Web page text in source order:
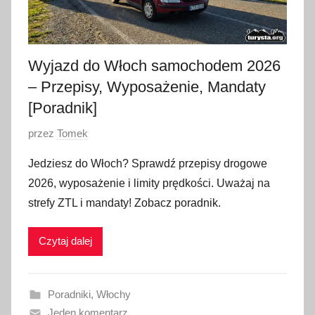
Wyjazd do Włoch samochodem 2026
– Przepisy, Wyposażenie, Mandaty
[Poradnik]
O
u
b
l
i
a
przez Tomek
Jedziesz do Włoch? Sprawdź przepisy drogowe
2026, wyposażenie i limity prędkości. Uważaj na
strefy ZTL i mandaty! Zobacz poradnik.
Czytaj dalej
Poradniki, Włochy
Jeden komentarz